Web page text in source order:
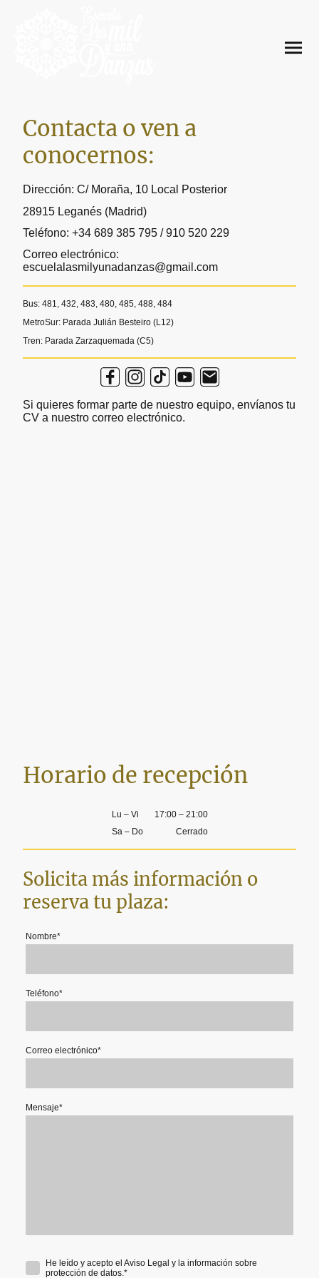
Contacta o ven a
conocernos:
Dirección: C/ Moraña, 10 Local Posterior
28915 Leganés (Madrid)
Teléfono: +34 689 385 795 / 910 520 229
Correo electrónico:
escuelalasmilyunadanzas@gmail.com
Bus: 481, 432, 483, 480, 485, 488, 484
MetroSur: Parada Julián Besteiro (L12)
Tren: Parada Zarzaquemada (C5)
Si quieres formar parte de nuestro equipo, envíanos tu
CV a nuestro correo electrónico.
Horario de recepción
Lu – Vi 17:00– 21:00
Sa– Do Cerrado
Solicita más información o
reserva tu plaza:
Nombre*
Teléfono*
Correo electrónico*
Mensaje*
He leído y acepto el Aviso Legal y la información sobre
protección de datos.*